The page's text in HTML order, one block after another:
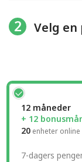
2 Velg
12 måneder
+ 12
20 enheter
7-dagers